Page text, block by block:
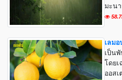
มะนา
เลม
เป็น
โดยเ
ออสเ